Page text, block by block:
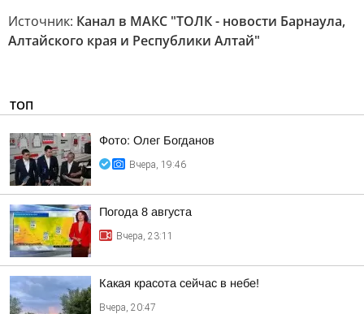
Источник: Канал в МАКС "ТОЛК - новости Барнаула,
Алтайского края и Республики Алтай"
ТОП
Фото: Олег Богданов
Вчера, 19:46
Погода 8 августа
Вчера, 23:11
Какая красота сейчас в небе!
Вчера, 20:47